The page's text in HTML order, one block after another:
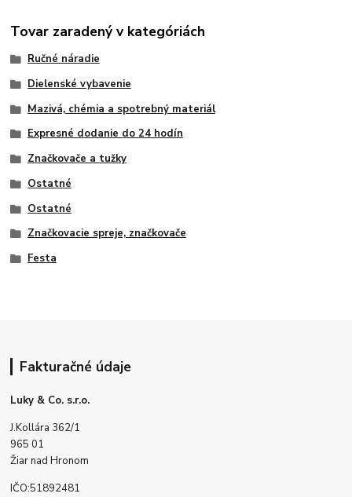
Tovar zaradený v kategóriách
Ručné náradie
Dielenské vybavenie
Mazivá, chémia a spotrebný materiál
Expresné dodanie do 24 hodín
Značkovače a tužky
Ostatné
Ostatné
Značkovacie spreje, značkovače
Festa
Fakturačné údaje
Luky & Co. s.r.o.
J.Kollára 362/1
965 01
Žiar nad Hronom
IČO:51892481